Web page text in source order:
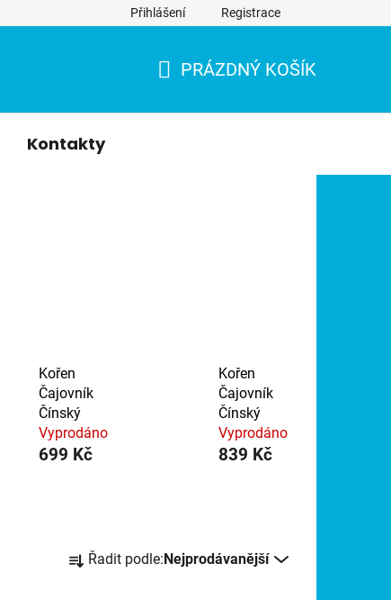
Přihlášení Registrace
PRÁZDNÝ KOŠÍK
Kontakty
Kořen
Čajovník
Čínský
Vyprodáno
699 Kč
Kořen
Čajovník
Čínský
Vyprodáno
839 Kč
a Řadit podle: Nejprodávanější